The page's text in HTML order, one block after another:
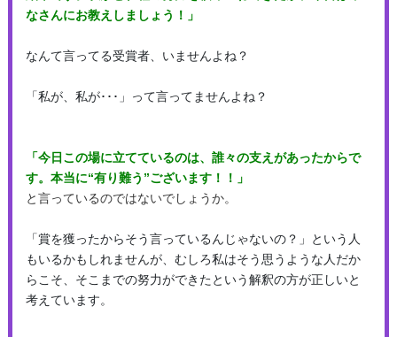
なさんにお教えしましょう！」
なんて言ってる受賞者、いませんよね？
「私が、私が･･･」って言ってませんよね？
「今日この場に立てているのは、誰々の支えがあったからで
す。本当に“有り難う”ございます！！」
と言っているのではないでしょうか。
「賞を獲ったからそう言っているんじゃないの？」という人
もいるかもしれませんが、むしろ私はそう思うような人だか
らこそ、そこまでの努力ができたという解釈の方が正しいと
考えています。